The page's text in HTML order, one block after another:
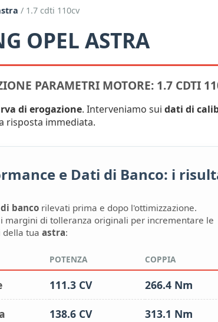
/ 1.7 cdti 110cv
OPEL ASTRA
PARAMETRI MOTORE: 1.7 CDTI
di erogazione. Interveniamo sui dati di
risposta immediata.
e Dati di Banco: i
banco rilevati prima e dopo l'ottimizzazione.
margini di tolleranza originali per incrementare le
della tua astra:
POTENZA COPPIA
111.3 CV 266.4 Nm
138.6 CV 313.1 Nm